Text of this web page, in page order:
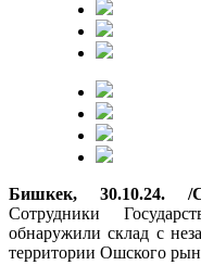
Бишкек, 30.10.24. /
Сотрудники
обнаружили склад с
территории Ошского